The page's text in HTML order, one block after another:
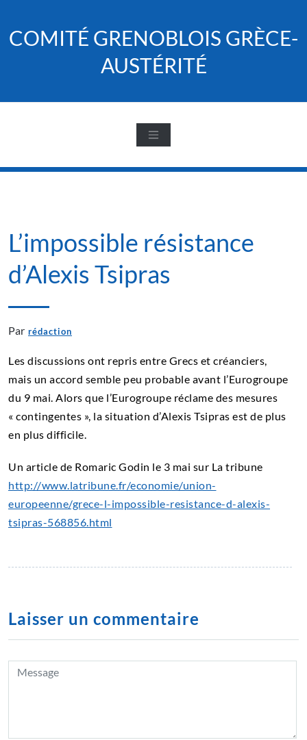
content
COMITÉ GRENOBLOIS GRÈCE-
AUSTÉRITÉ
L’impossible résistance
d’Alexis Tsipras
Par rédaction
Les discussions ont repris entre Grecs et créanciers,
mais un accord semble peu probable avant l’Eurogroupe
du 9 mai. Alors que l’Eurogroupe réclame des mesures
« contingentes », la situation d’Alexis Tsipras est de plus
en plus difficile.
Un article de Romaric Godin le 3 mai sur La tribune
http://www.latribune.fr/economie/union-
europeenne/grece-l-impossible-resistance-d-alexis-
tsipras-568856.html
Laisser un commentaire